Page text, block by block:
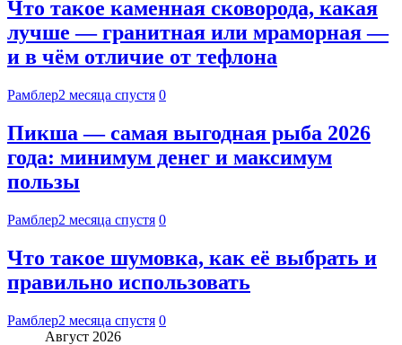
Что такое каменная сковорода, какая
лучше — гранитная или мраморная —
и в чём отличие от тефлона
Рамблер2 месяца спустя 0
Пикша — самая выгодная рыба 2026
года: минимум денег и максимум
пользы
Рамблер2 месяца спустя 0
Что такое шумовка, как её выбрать и
правильно использовать
Рамблер2 месяца спустя 0
Август 2026